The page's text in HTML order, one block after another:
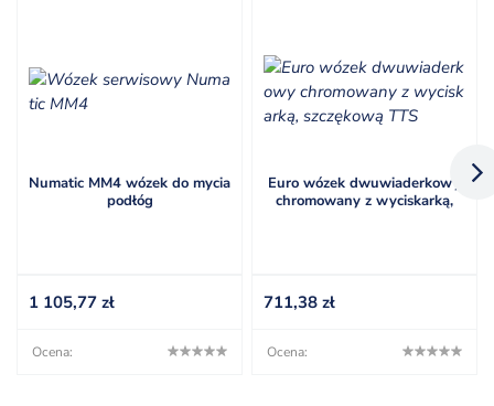
Numatic MM4 wózek do mycia
podłóg
1 105,77 zł
Ocena:
Euro wózek dwuwiaderkowy
chromowany z wyciskarką,
711,38 zł
Ocena: